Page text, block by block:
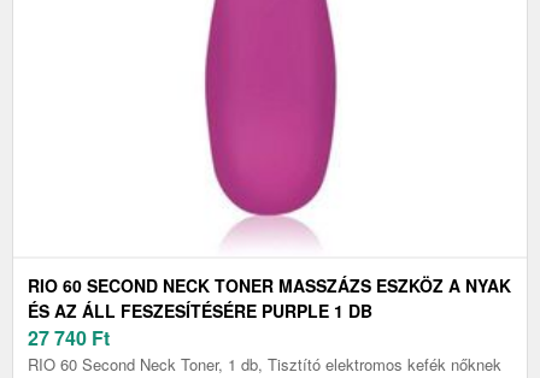
RIO 60 SECOND NECK TONER MASSZÁZS ESZKÖZ A NYAK
ÉS AZ ÁLL FESZESÍTÉSÉRE PURPLE 1 DB
27 740 Ft
RIO 60 Second Neck Toner, 1 db, Tisztító elektromos kefék nőknek